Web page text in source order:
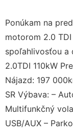
Ponúkam na
motorom 2.0
spoľahlivosťou a
2.0TDI 110kW
Nájazd: 197
SR Výbava: –
Multifunkčný
USB/AUX –